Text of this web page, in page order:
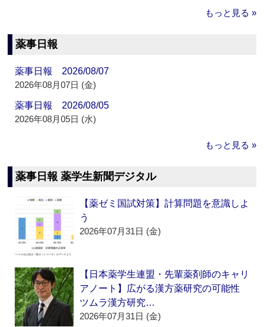
もっと見る »
薬事日報
薬事日報 2026/08/07
2026年08月07日 (金)
薬事日報 2026/08/05
2026年08月05日 (水)
もっと見る »
薬事日報 薬学生新聞デジタル
【薬ゼミ国試対策】計算問題を意識しよ
う
2026年07月31日 (金)
【日本薬学生連盟・先輩薬剤師のキャリ
アノート】広がる漢方薬研究の可能性
ツムラ漢方研究…
2026年07月31日 (金)